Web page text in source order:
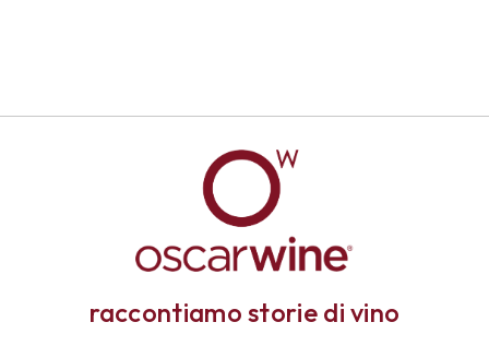
raccontiamo storie di vino